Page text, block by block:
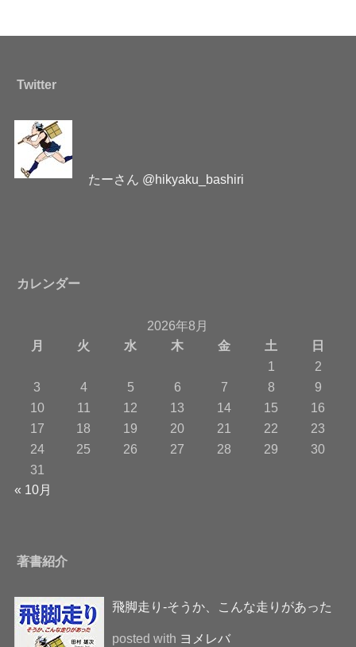
Twitter
たーさん @hikyaku_bashiri
カレンダー
2026年8月
月
火 水 木 金 土
日
1
2
3
4 5 6 7 8
9
10
11 12 13 14 15
16
17
18 19 20 21 22
23
24
25 26 27 28 29
30
31
« 10月
著書紹介
飛脚走り-そうか、こんな走りがあった
posted with ヨメレバ